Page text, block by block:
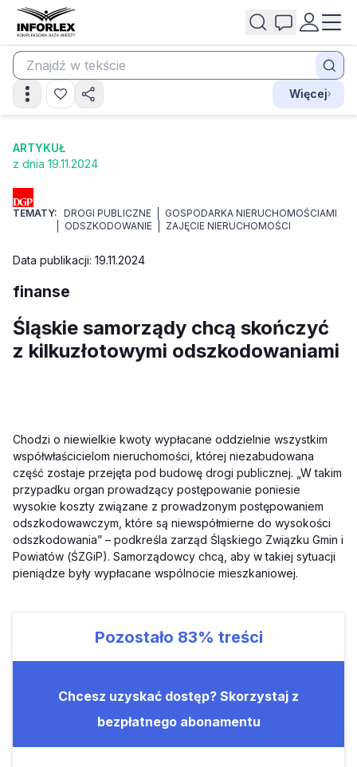
Więcej
ARTYKUŁ
z dnia 19.11.2024
TEMATY: DROGI PUBLICZNE
GOSPODARKA NIERUCHOMOŚCIAMI
ODSZKODOWANIE
ZAJĘCIE NIERUCHOMOŚCI
Data publikacji: 19.11.2024
finanse
Śląskie samorządy chcą skończyć
z kilkuzłotowymi odszkodowaniami
Chodzi o niewielkie kwoty wypłacane oddzielnie wszystkim
współwłaścicielom nieruchomości, której niezabudowana
część zostaje przejęta pod budowę drogi publicznej. „W takim
przypadku organ prowadzący postępowanie poniesie
wysokie koszty związane z prowadzonym postępowaniem
odszkodowawczym, które są niewspółmierne do wysokości
odszkodowania” – podkreśla zarząd Śląskiego Związku Gmin i
Powiatów (ŚZGiP). Samorządowcy chcą, aby w takiej sytuacji
pieniądze były wypłacane wspólnocie mieszkaniowej.
Pozostało 83% treści
Chcesz uzyskać dostęp? Skorzystaj z
bezpłatnego abonamentu